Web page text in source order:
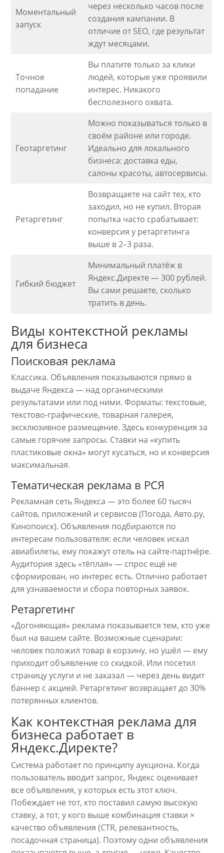
Моментальный
запуск
через несколько часов после
создания кампании. В
отличие от SEO, где результат
ждут месяцами.
Точное
попадание
Вы платите только за клики
людей, которые уже проявили
интерес. Никакого
бесполезного охвата.
Геотаргетинг
Можно показываться только в
своём районе или городе.
Идеально для локального
бизнеса: доставка еды,
салоны красоты, автосервисы.
Ретаргетинг
Возвращаете на сайт тех, кто
заходил, но не купил. Вторая
попытка часто срабатывает:
конверсия у ретаргетинга
выше в 2–3 раза.
Гибкий бюджет
Минимальный платёж в
Яндекс.Директе — 300 рублей.
Вы сами решаете, сколько
тратить в день.
Виды контекстной рекламы
для бизнеса
Поисковая реклама
Классика. Объявления показываются прямо в
выдаче Яндекса — над органическими
результатами или под ними. Форматы: текстовые,
текстово-графические, товарная галерея,
эксклюзивное размещение. Здесь конкуренция за
самые горячие запросы. Ставки на «купить
пластиковые окна» могут кусаться, но и конверсия
максимальная.
Тематическая реклама в РСЯ
Рекламная сеть Яндекса — это более 60 тысяч
сайтов, приложений и сервисов (Погода, Авто.ру,
Кинопоиск). Объявления подбираются по
интересам пользователя: если человек искал
авиабилеты, ему покажут отель на сайте‑партнёре.
Аудитория здесь «тёплая» — спрос ещё не
сформирован, но интерес есть. Отлично работает
для узнаваемости и сбора повторных заявок.
Ретаргетинг
«Догоняющая» реклама показывается тем, кто уже
был на вашем сайте. Возможные сценарии:
человек положил товар в корзину, но ушёл — ему
приходит объявление со скидкой. Или посетил
страницу услуги и не заказал — через день видит
баннер с акцией. Ретаргетинг возвращает до 30%
потерянных клиентов.
Как контекстная реклама для
бизнеса работает в
Яндекс.Директе?
Система работает по принципу аукциона. Когда
пользователь вводит запрос, Яндекс оценивает
все объявления, у которых есть этот ключ.
Побеждает не тот, кто поставил самую высокую
ставку, а тот, у кого выше комбинация ставки ×
качество объявления (CTR, релевантность,
посадочная страница). Поэтому одни объявления